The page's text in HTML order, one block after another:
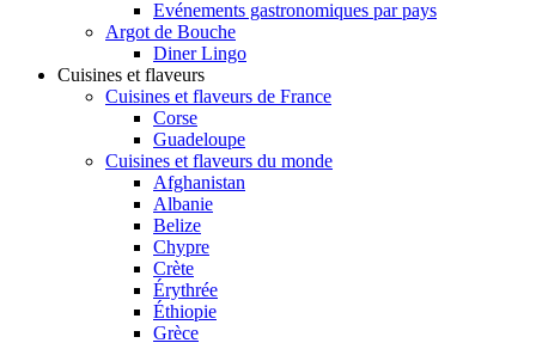
Evénements gastronomiques par pays
Argot de Bouche
Diner Lingo
Cuisines et flaveurs
Cuisines et flaveurs de France
Corse
Guadeloupe
Cuisines et flaveurs du monde
Afghanistan
Albanie
Belize
Chypre
Crète
Érythrée
Éthiopie
Grèce